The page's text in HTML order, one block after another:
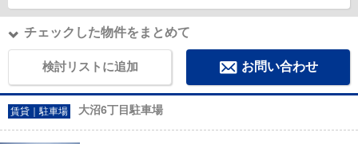
チェックした物件をまとめて
検討リストに追加 お問い合わせ
賃貸｜駐車場 大沼6丁目駐車場